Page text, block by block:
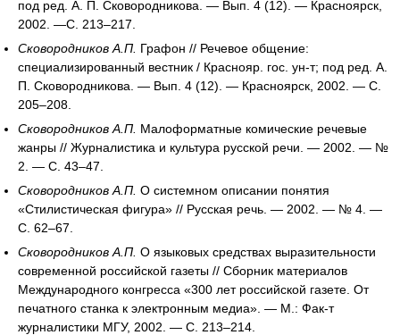
под ред. А. П. Сковородникова. — Вып. 4 (12). — Красноярск,
2002. —С. 213–217.
Сковородников А.П. Графон // Речевое общение:
специализированный вестник / Краснояр. гос. ун-т; под ред. А.
П. Сковородникова. — Вып. 4 (12). — Красноярск, 2002. — С.
205–208.
Сковородников А.П. Малоформатные комические речевые
жанры // Журналистика и культура русской речи. — 2002. — №
2. — С. 43–47.
Сковородников А.П. О системном описании понятия
«Стилистическая фигура» // Русская речь. — 2002. — № 4. —
С. 62–67.
Сковородников А.П. О языковых средствах выразительности
современной российской газеты // Сборник материалов
Международного конгресса «300 лет российской газете. От
печатного станка к электронным медиа». — М.: Фак-т
журналистики МГУ, 2002. — С. 213–214.